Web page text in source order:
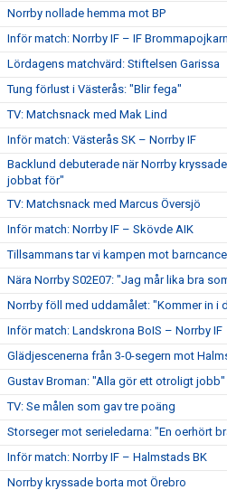
Norrby nollade hemma mot BP
Inför match: Norrby IF – IF
Lördagens matchvärd: Stiftelsen Garissa
Tung förlust i Västerås: "Blir fega"
TV: Matchsnack med Mak Lind
Inför match: Västerås SK – Norrby IF
Backlund debuterade när Norrby
jobbat för"
TV: Matchsnack med Marcus Översjö
Inför match: Norrby IF – Skövde AIK
Tillsammans tar vi kampen mot
Nära Norrby S02E07: "Jag mår lika bra
Norrby föll med uddamålet: "Kommer in i
Inför match: Landskrona BoIS – Norrby IF
Glädjescenerna från 3-0-segern mot
Gustav Broman: "Alla gör ett otroligt jobb"
TV: Se målen som gav tre poäng
Storseger mot serieledarna: "En oerhört
Inför match: Norrby IF – Halmstads BK
Norrby kryssade borta mot Örebro